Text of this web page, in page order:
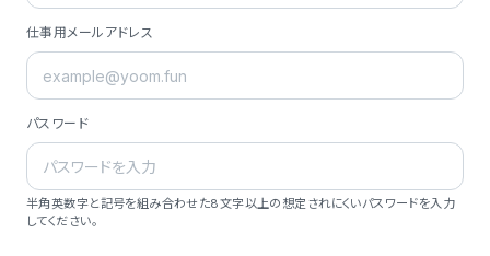
仕事用メールアドレス
パスワード
半角英数字と記号を組み合わせた8文字以上の想定されにくいパスワードを入力
してください。